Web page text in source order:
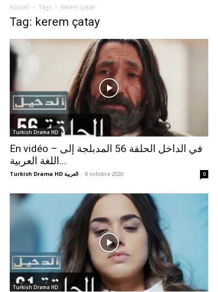
Accueil Tags Kerem çatay
Tag: kerem çatay
Turkish Drama HD
En vidéo – في الداخل الحلقة 56 المدبلجة إلى
اللغة العربية...
Turkish Drama HD العربية - 8 octobre 2020 0
Turkish Drama HD